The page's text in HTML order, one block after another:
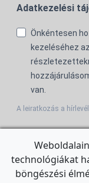
Adatkezelési
Önkéntesen
kezeléséhez az
van.
A leiratkozás a
For the English
technológiákat
böngészési